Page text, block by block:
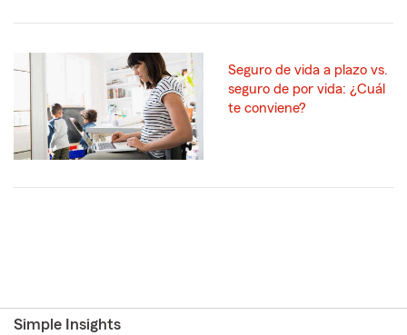
Seguro de vida a plazo vs.
seguro de por vida: ¿Cuál
te conviene?
Simple Insights